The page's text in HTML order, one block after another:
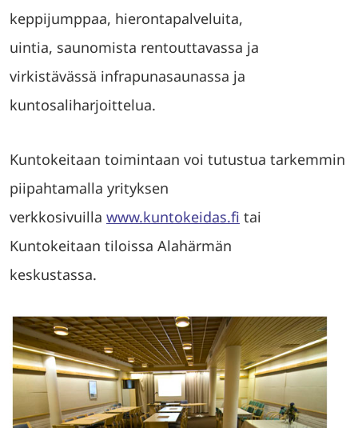
keppijumppaa, hierontapalveluita,
uintia, saunomista rentouttavassa ja
virkistävässä infrapunasaunassa ja
kuntosaliharjoittelua.
Kuntokeitaan toimintaan voi tutustua tarkemmin
piipahtamalla yrityksen
verkkosivuilla www.kuntokeidas.fi tai
Kuntokeitaan tiloissa Alahärmän
keskustassa.